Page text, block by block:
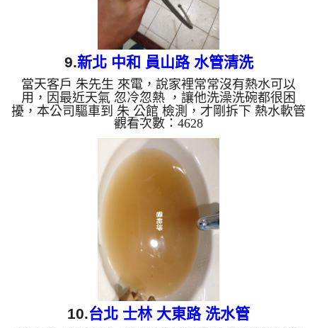
9.新北 中和 員山路 水管清洗
當天客戶 朱先生 來電，說家裡常常沒有熱水可以
用，因最近天氣 忽冷忽熱 ，讓他洗澡洗碗都很困
擾，本公司驅車到 朱 公館 檢測，才剛拆下 熱水軟管
，就發現管路裡面結了一層厚厚的碳酸鈣，所以水無
法正常通過，，本公司架起 水管清洗機 ，開始 清洗
水管 ，髒水狂噴，如下圖及影片，朱先生 感覺說不
出話來，清洗水管 過程堵住了好幾次，本公司改以
特殊工法處理， 水管清洗 約兩小時後，出水量變
大， 朱先生總算能正常使用熱水了。 清洗水管, 水管
清洗, 洗水管, 熱水管堵塞, 熱水忽冷忽熱...
觀看次數：4628
10.台北 士林 大東路 洗水管